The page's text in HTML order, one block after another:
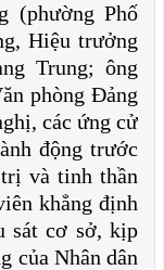
(phường Phố
Hiệu trưởng
Trung; ông
phòng Đảng
các ứng cử
động trước
và tinh thần
khẳng định
sát cơ sở, kịp
của Nhân dân